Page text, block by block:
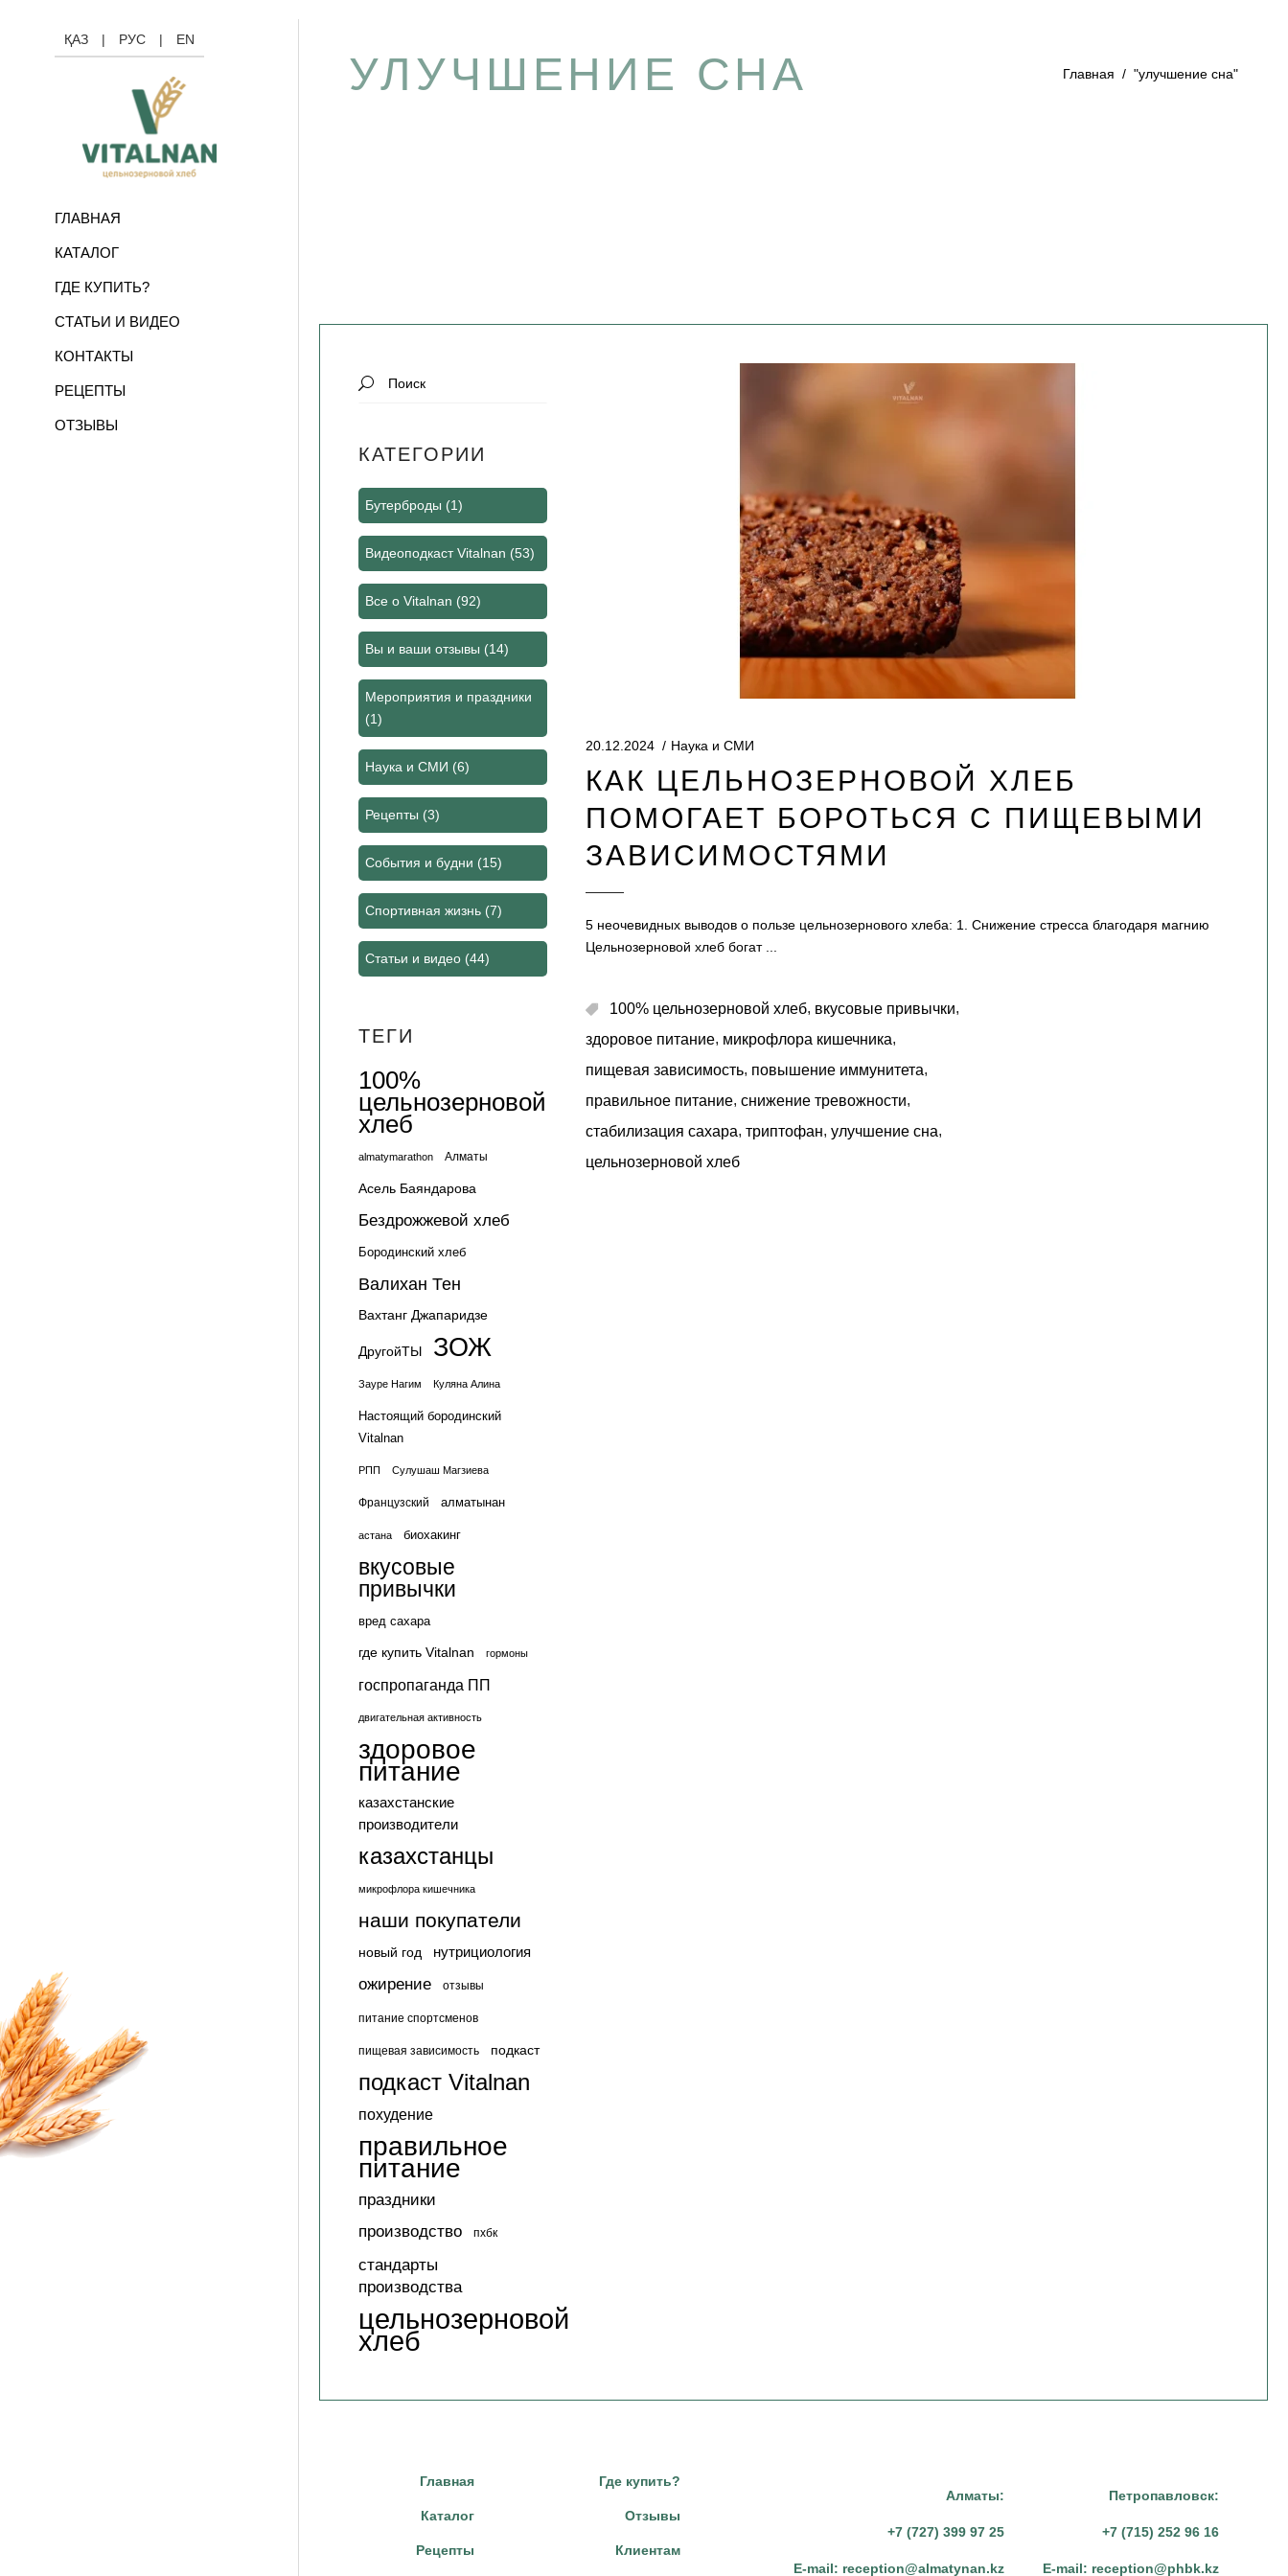
ҚАЗ | РУС | EN
ГЛАВНАЯ
КАТАЛОГ
ГДЕ КУПИТЬ?
СТАТЬИ И ВИДЕО
КОНТАКТЫ
РЕЦЕПТЫ
ОТЗЫВЫ
УЛУЧШЕНИЕ СНА Главная / "улучшение сна"
20.12.2024 Наука и СМИ
КАК ЦЕЛЬНОЗЕРНОВОЙ ХЛЕБ
ПОМОГАЕТ БОРОТЬСЯ С ПИЩЕВЫМИ
ЗАВИСИМОСТЯМИ
5 неочевидных выводов о пользе цельнозернового хлеба: 1. Снижение стресса благодаря магнию
Цельнозерновой хлеб богат
100% цельнозерновой хлеб, вкусовые привычки,
здоровое питание, микрофлора кишечника,
пищевая зависимость, повышение иммунитета,
правильное питание, снижение тревожности,
стабилизация сахара, триптофан, улучшение сна,
цельнозерновой хлеб
Search
for:
КАТЕГОРИИ
Бутерброды (1)
Видеоподкаст Vitalnan (53)
Все о Vitalnan (92)
Вы и ваши отзывы (14)
Мероприятия и праздники
(1)
Наука и СМИ (6)
Рецепты (3)
События и будни (15)
Спортивная жизнь (7)
Статьи и видео (44)
ТЕГИ
100%
цельнозерновой
хлеб
almatymarathon Алматы
Асель Баяндарова
Бездрожжевой хлеб
Бородинский хлеб
Валихан Тен
Вахтанг Джапаридзе
ДругойТЫ ЗОЖ
Зауре Нагим Куляна Алина
Настоящий бородинский
Vitalnan
РПП Сулушаш Магзиева
Французский алматынан
астана биохакинг
вкусовые
привычки
вред сахара
где купить Vitalnan гормоны
госпропаганда ПП
двигательная активность
здоровое
питание
казахстанские
производители
казахстанцы
микрофлора кишечника
наши покупатели
новый год нутрициология
ожирение отзывы
питание спортсменов
пищевая зависимость подкаст
подкаст Vitalnan
похудение
правильное
питание
праздники
производство
пхбк
стандарты
производства
цельнозерновой
хлеб
Главная
Каталог
Рецепты
Где купить?
Отзывы
Клиентам
Алматы:
+7 (727) 399 97 25
E-mail: reception@almatynan.kz
Петропавловск:
+7 (715) 252 96 16
E-mail: reception@phbk.kz